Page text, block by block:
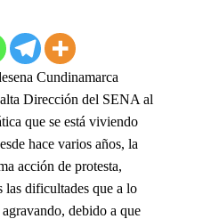
Cundinamarca
Dirección del SENA al
que se está viviendo
hace varios años, la
acción de protesta,
las dificultades que a lo
debido a que